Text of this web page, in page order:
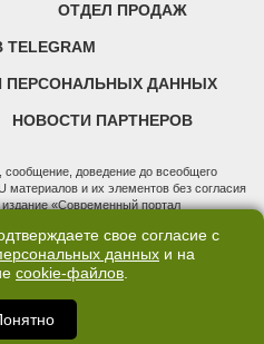
ОТДЕЛ ПРОДАЖ
ПЕРСОНАЛЬНЫХ ДАННЫХ
НОВОСТИ ПАРТНЕРОВ
доведение до всеобщего
и их элементов без согласия
«Современный портал
технологий и массовых коммуникаций
ЭЛ № ФС 77 - 76634 от 02.09.2019
"66.ру". Юридический
и отдела продаж: 620014, Свердловская
д. 3, оф. 7015, +7 (343) 288-50-66
Дмитрий Владимирович
свое согласие с
данных и на
cookie-файлов.